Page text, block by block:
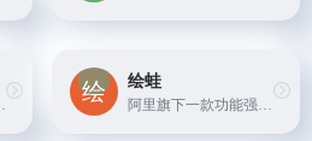
绘蛙